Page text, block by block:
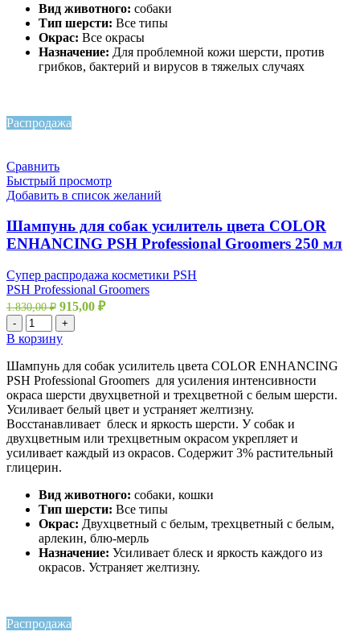
Вид животного: собаки
Тип шерсти: Все типы
Окрас: Все окрасы
Назначение: Для проблемной кожи шерсти, против
грибков, бактерий и вирусов в тяжелых случаях
Распродажа
Сравнить
Быстрый просмотр
Добавить в список желаний
Шампунь для собак усилитель цвета COLOR
ENHANCING PSH Professional Groomers 250 мл
Супер распродажа косметики PSH
PSH Professional Groomers
1.830,00₽ 915,00 ₽
- +
В корзину
Шампунь для собак усилитель цвета COLOR ENHANCING
PSH Professional Groomers для усиления интенсивности
окраса шерсти двухцветной и трехцветной с белым шерсти.
Усиливает белый цвет и устраняет желтизну.
Восстанавливает блеск и яркость шерсти. У собак и
двухцветным или трехцветным окрасом укрепляет и
усиливает каждый из окрасов. Содержит 3% растительный
глицерин.
Вид животного: собаки, кошки
Тип шерсти: Все типы
Окрас: Двухцветный с белым, трехцветный с белым,
арлекин, блю-мерль
Назначение: Усиливает блеск и яркость каждого из
окрасов. Устраняет желтизну.
Распродажа